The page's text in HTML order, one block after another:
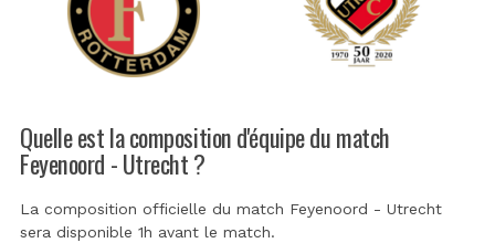
Quelle est la composition d'équipe du match
Feyenoord - Utrecht ?
La composition officielle du match Feyenoord - Utrecht
sera disponible 1h avant le match.